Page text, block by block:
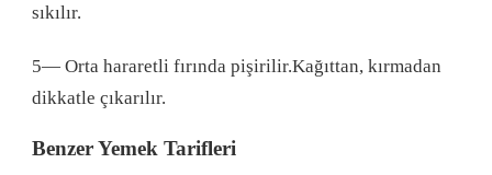
sıkılır.
5— Orta hararetli fırında pişirilir.Kağıttan, kırmadan
dikkatle çıkarılır.
Benzer Yemek Tarifleri